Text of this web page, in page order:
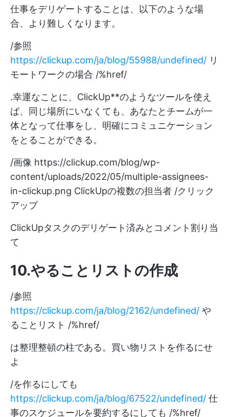
仕事をデリゲートすることは、以下のような場
合、より難しくなります。
/参照
https://clickup.com/ja/blog/55988/undefined/ リ
モートワークの場合 /%href/
.幸運なことに、ClickUp**のようなツールを使え
ば、同じ場所にいなくても、あなたとチームが一
体となって仕事をし、明確にコミュニケーション
をとることができる。
/画像 https://clickup.com/blog/wp-
content/uploads/2022/05/multiple-assignees-
in-clickup.png ClickUpの複数の担当者 /クリック
アップ
ClickUpタスクのデリゲート済みとコメント割り当
て
10.やることリストの作成
/参照
https://clickup.com/ja/blog/2162/undefined/ や
ることリスト /%href/
は整理整頓の柱である。買い物リストを作るにせ
よ
/を作るにしても
https://clickup.com/ja/blog/67522/undefined/ 仕
事のスケジュールを要約するにしても /%href/